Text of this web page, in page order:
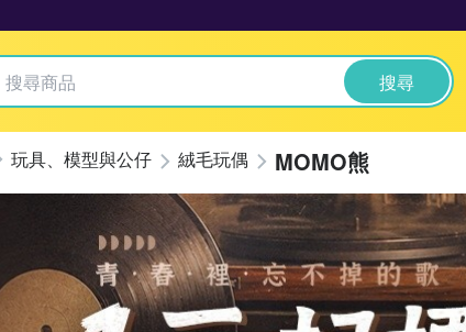
搜尋
玩具、模型與公仔 絨毛玩偶 MOMO熊